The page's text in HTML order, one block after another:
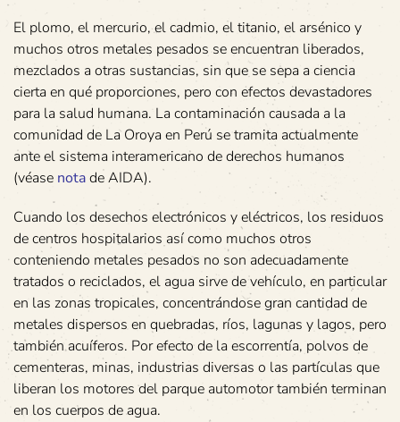
El plomo, el mercurio, el cadmio, el titanio, el arsénico y
muchos otros metales pesados se encuentran liberados,
mezclados a otras sustancias, sin que se sepa a ciencia
cierta en qué proporciones, pero con efectos devastadores
para la salud humana. La contaminación causada a la
comunidad de La Oroya en Perú se tramita actualmente
ante el sistema interamericano de derechos humanos
(véase notade AIDA).
Cuando los desechos electrónicos y eléctricos, los residuos
de centros hospitalarios así como muchos otros
conteniendo metales pesados no son adecuadamente
tratados o reciclados, el agua sirve de vehículo, en particular
en las zonas tropicales, concentrándose gran cantidad de
metales dispersos en quebradas, ríos, lagunas y lagos, pero
también acuíferos. Por efecto de la escorrentía, polvos de
cementeras, minas, industrias diversas o las partículas que
liberan los motores del parque automotor también terminan
en los cuerpos de agua.